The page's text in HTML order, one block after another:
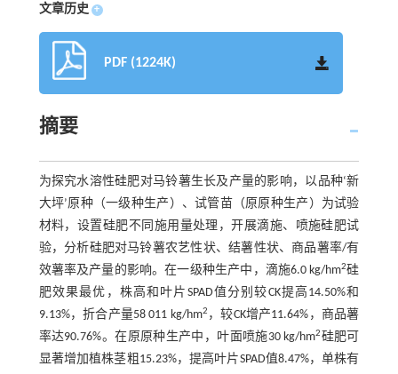
文章历史 +
PDF (1224K)
摘要
为探究水溶性硅肥对马铃薯生长及产量的影响，以品种‘新
大坪’原种（一级种生产）、试管苗（原原种生产）为试验
材料，设置硅肥不同施用量处理，开展滴施、喷施硅肥试
验，分析硅肥对马铃薯农艺性状、结薯性状、商品薯率/有
效薯率及产量的影响。在一级种生产中，滴施6.0 kg/hm2硅
肥效果最优，株高和叶片SPAD值分别较CK提高14.50%和
9.13%，折合产量58 011 kg/hm2 ，较CK增产11.64%，商品薯
率达90.76%。在原原种生产中，叶面喷施30 kg/hm2硅肥可
显著增加植株茎粗15.23%，提高叶片SPAD值8.47%，单株有